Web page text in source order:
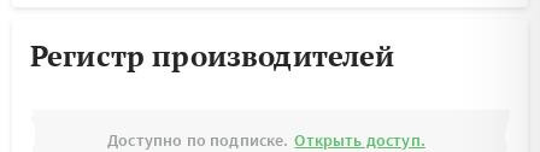
Регистр производителей
Доступно по подписке. Открыть доступ.